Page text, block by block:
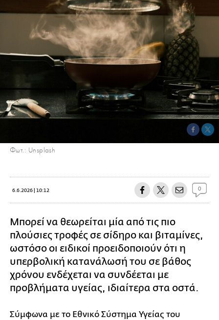
Φωτ.: Unsplash
6.6.2026 | 10:12 0
Μπορεί να θεωρείται μία από τις πιο
πλούσιες τροφές σε σίδηρο και βιταμίνες,
ωστόσο οι ειδικοί προειδοποιούν ότι η
υπερβολική κατανάλωσή του σε βάθος
χρόνου ενδέχεται να συνδέεται με
προβλήματα υγείας, ιδιαίτερα στα οστά.
Σύμφωνα με το Εθνικό Σύστημα Υγείας του